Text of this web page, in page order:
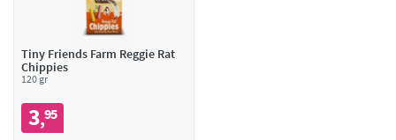
Tiny Friends Farm Reggie Rat
Chippies
120 gr
3,95